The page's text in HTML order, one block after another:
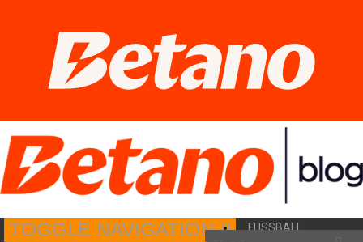
TOGGLE NAVIGATION
FUSSBALL